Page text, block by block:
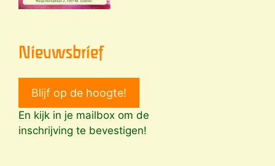
Nieuwsbrief
Blijf op de hoogte!
En kijk in je mailbox om de
inschrijving te bevestigen!